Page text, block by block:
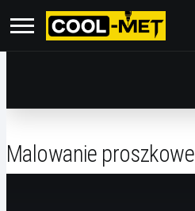
Malowanie proszkowe